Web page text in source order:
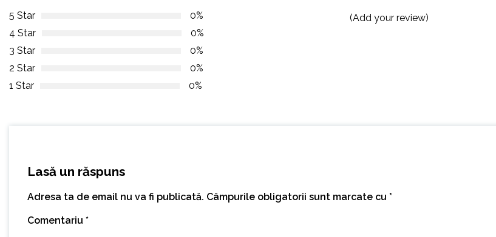
5 Star
0%
4 Star
0%
3 Star
0%
2 Star
0%
1 Star
0%
(Add your review)
Lasă un răspuns
Adresa ta de email nu va fi publicată. Câmpurile obligatorii sunt marcate cu *
Comentariu *